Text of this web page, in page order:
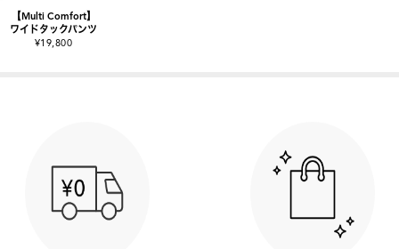
【Multi Comfort】
ワイドタックパンツ
¥19,800